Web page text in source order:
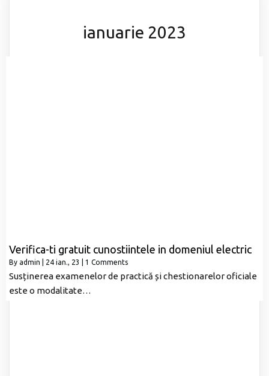
ianuarie 2023
Verifica-ti gratuit cunostiintele in domeniul electric
By admin 24 ian., 23 1 Comments
Susținerea examenelor de practică și chestionarelor oficiale
este o modalitate…